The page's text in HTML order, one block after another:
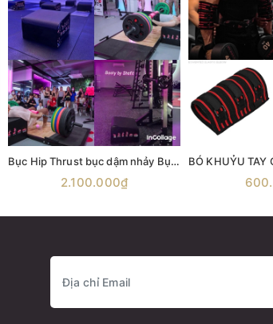
Bục Hip Thrust bục dậm nhảy Bục nhảy Aerobic Bục gỗ bật nhảy Ironwod Wooden Plyometric Box
2.100.000₫